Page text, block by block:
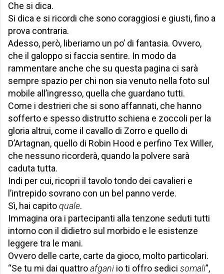
Che si dica.
Si dica e si ricordi che sono coraggiosi e giusti, fino a
prova contraria.
Adesso, però, liberiamo un po’ di fantasia. Ovvero,
che il galoppo si faccia sentire. In modo da
rammentare anche che su questa pagina ci sarà
sempre spazio per chi non sia venuto nella foto sul
mobile all’ingresso, quella che guardano tutti.
Come i destrieri che si sono affannati, che hanno
sofferto e spesso distrutto schiena e zoccoli per la
gloria altrui, come il cavallo di Zorro e quello di
D’Artagnan, quello di Robin Hood e perfino Tex Willer,
che nessuno ricorderà, quando la polvere sarà
caduta tutta.
Indi per cui, ricopri il tavolo tondo dei cavalieri e
l’intrepido sovrano con un bel panno verde.
Sì, hai capitoquale.
Immagina ora i partecipanti alla tenzone seduti tutti
intorno con il didietro sul morbido e le esistenze
leggere tra le mani.
Ovvero delle carte, carte da gioco, molto particolari.
“Se tu mi dai quattroafgani io ti offro sedici somali”,